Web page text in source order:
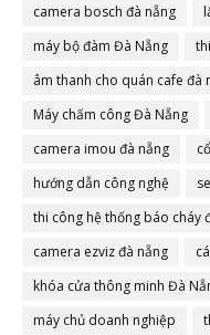
camera bosch đà nẵng
máy bộ đàm Đà Nẵng
âm thanh cho quán cafe đà
Máy chấm công Đà Nẵng
camera imou đà nẵng
hướng dẫn công nghệ
thi công hệ thống báo cháy
camera ezviz đà nẵng
khóa cửa thông minh Đà
máy chủ doanh nghiệp